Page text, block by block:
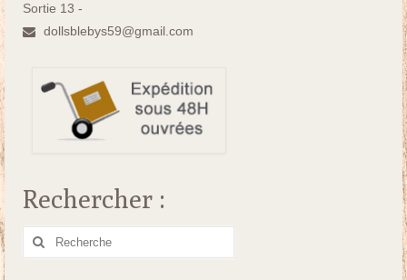
Sortie 13 -
dollsblebys59@gmail.com
Rechercher :
Rechercher